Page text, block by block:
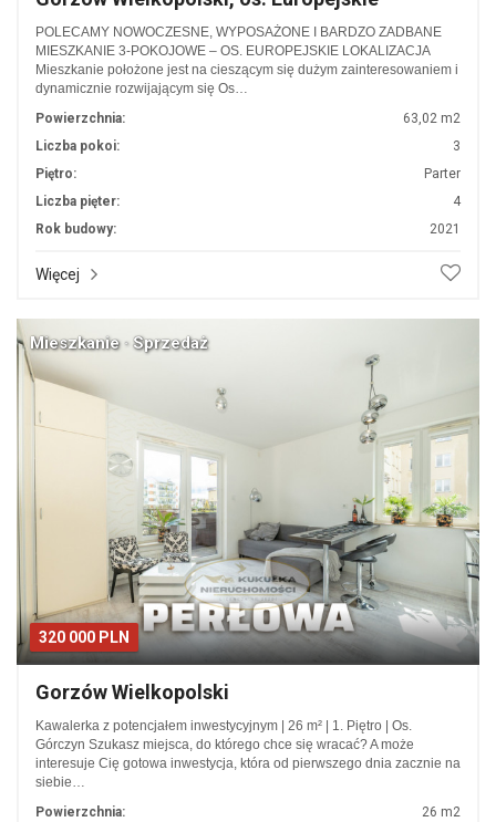
POLECAMY NOWOCZESNE, WYPOSAŻONE I BARDZO ZADBANE
MIESZKANIE 3-POKOJOWE – OS. EUROPEJSKIE LOKALIZACJA
Mieszkanie położone jest na cieszącym się dużym zainteresowaniem i
dynamicznie rozwijającym się Os…
Powierzchnia:
63,02 m2
Liczba pokoi:
3
Piętro:
Parter
Liczba pięter:
4
Rok budowy:
2021
Więcej
320 000 PLN
Mieszkanie · Sprzedaż
Gorzów Wielkopolski
Kawalerka z potencjałem inwestycyjnym | 26 m² | 1. Piętro | Os.
Górczyn Szukasz miejsca, do którego chce się wracać? A może
interesuje Cię gotowa inwestycja, która od pierwszego dnia zacznie na
siebie…
Powierzchnia:
26 m2